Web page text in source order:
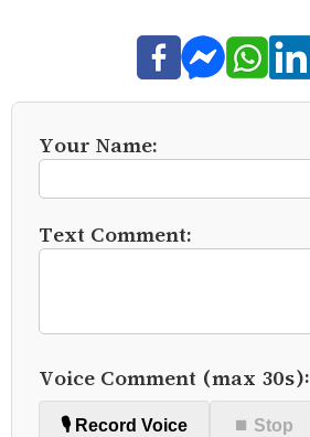
Your Name:
Text Comment:
Voice Comment (max 30s):
🎙️ Record Voice ⏹ Stop